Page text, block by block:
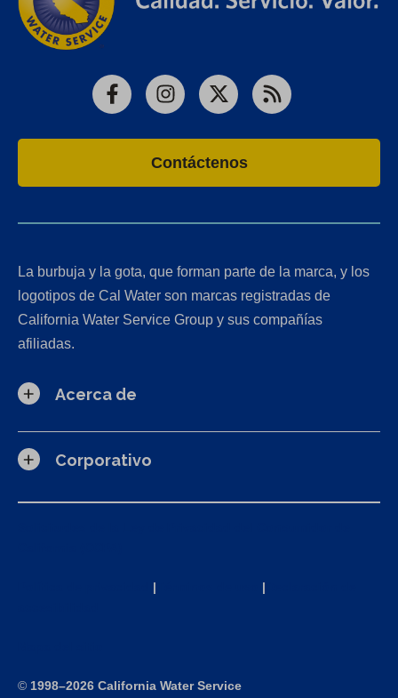
FacebookInstagram
X RSS
Contáctenos
La burbuja y la gota, que forman parte de la marca, y los
logotipos de Cal Water son marcas registradas de
California Water Service Group y sus compañías
afiliadas.
Acerca de
Corporativo
| |
© 1998–2026 California Water Service